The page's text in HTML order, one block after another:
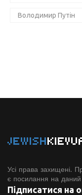
Володимир Путін
JEWISH
Усі права захищені.
є посилання на даний
Підписатися на